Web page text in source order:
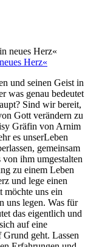
Herz«
und seinen Geist in
was genau bedeutet
Sind wir bereit,
Gott verändern zu
Gräfin von Arnim
es unserLeben
gemeinsam
ihm umgestalten
zu einem Leben
und lege einen
möchte uns ein
uns legen. Was für
das eigentlich und
auf eine
Grund geht. Lassen